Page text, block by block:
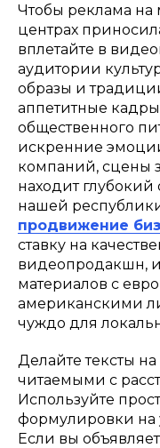
Чтобы реклама на
центрах
вплетайте в
аудитории
образы и
аппетитные
общественного
искренние
компаний, сцены
находит
нашей
продвижение
ставку на
видеопродакшн,
материалов с
американскими
чуждо для
Делайте тексты
читаемыми с
Используйте
формулировки на
Если вы